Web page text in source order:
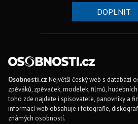
DOPLNIT
Osobnosti.cz Největší český web s databází
zpěváků, zpěvaček, modelek, filmů,
toho zde najdete i spisovatele, panovníky a
informací web obsahuje i fotografie,
známých osobností.